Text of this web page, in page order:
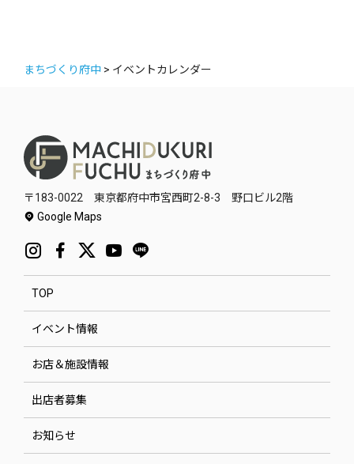
まちづくり府中 > イベントカレンダー
〒183-0022 東京都府中市宮西町2-8-3 野口ビル2階
Google Maps
TOP
イベント情報
お店＆施設情報
出店者募集
お知らせ